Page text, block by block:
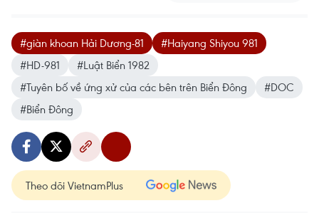
#giàn khoan Hải Dương-81
#Haiyang Shiyou 981
#HD-981
#Luật Biển 1982
#Tuyên bố về ứng xử của các bên trên Biển Đông
#DOC
#Biển Đông
Theo dõi VietnamPlus